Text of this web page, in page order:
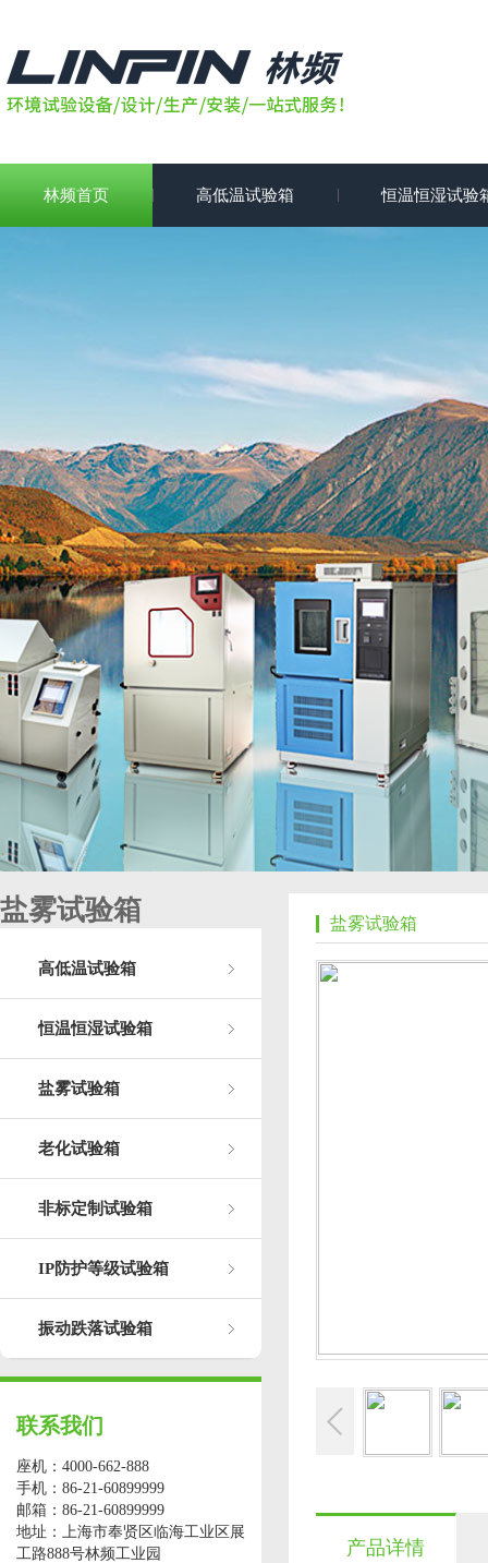
林频首页 高低温试验箱 恒温恒湿试验
盐雾试验箱
高低温试验箱
恒温恒湿试验箱
盐雾试验箱
老化试验箱
非标定制试验箱
IP防护等级试验箱
振动跌落试验箱
联系我们
座机：4000-662-888
手机：86-21-60899999
邮箱：86-21-60899999
地址：上海市奉贤区临海工业区展
工路888号林频工业园
盐雾试验箱
产品详情